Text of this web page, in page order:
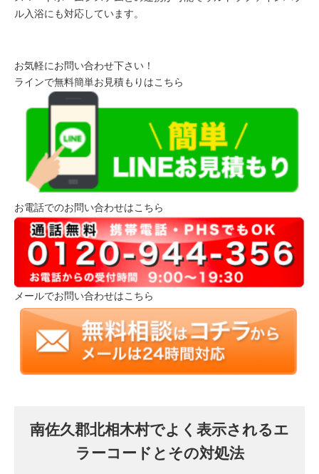
ル入浴にも対応しています。
お気軽にお問い合わせ下さい！
ラインで無料簡単お見積もりはこちら
お電話でのお問い合わせはこちら
メールでお問い合わせはこちら
南佐久郡北相木村でよく表示されるエ
ラーコードとその対処法